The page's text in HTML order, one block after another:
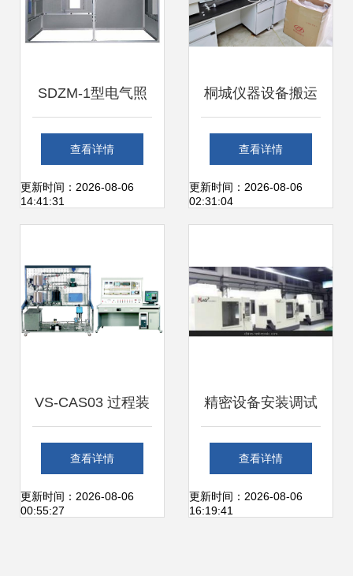
SDZM-1型电气照
明设备安装调试技
能实训装置的设备
解析
查看详情
更新时间：2026-08-06
14:41:31
桐城仪器设备搬运
公司 以专业服务助
力生态形势应对
查看详情
更新时间：2026-08-06
02:31:04
VS-CAS03 过程装
备安装调试技术实
训装置 以精湛服务
查看详情
更新时间：2026-08-06
00:55:27
精密设备安装调试
的专业选择 从服务
到实践的深度解析
查看详情
更新时间：2026-08-06
16:19:41